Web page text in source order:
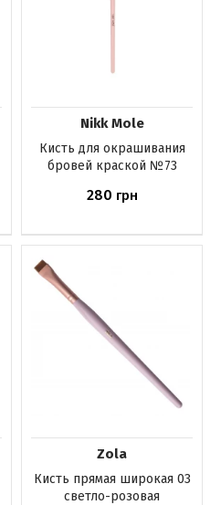
Nikk Mole
Кисть для окрашивания
бровей краской №73
280 грн
Zola
Кисть прямая широкая 03
светло-розовая